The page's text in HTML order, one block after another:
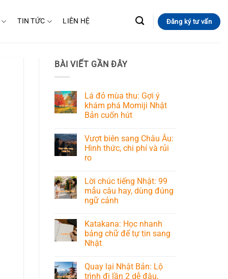
TIN TỨC LIÊN HỆ Đăng ký tư vấn
BÀI VIẾT GẦN ĐÂY
Lá đỏ mùa thu: Gợi ý
khám phá Momiji Nhật
Bản cuốn hút
Vượt biên sang Châu Âu:
Hình thức, chi phí và rủi
ro
Lời chúc tiếng Nhật: 99
mẫu câu hay, dùng đúng
ngữ cảnh
Katakana: Học nhanh
bảng chữ để tự tin sang
Nhật
Quay lại Nhật Bản: Lộ
trình đi lần 2 dễ đậu,